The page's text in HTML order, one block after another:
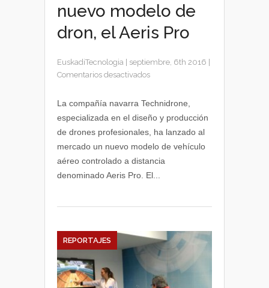
nuevo modelo de
dron, el Aeris Pro
EuskadiTecnologia septiembre, 6th 2016
Comentarios desactivadosen
desarrolla
nuevo
modelo
de
dron,
el
La compañía navarra Technidrone,
especializada en el diseño y producción
de drones profesionales, ha lanzado al
mercado un nuevo modelo de vehículo
aéreo controlado a distancia
denominado Aeris Pro. El...
REPORTAJES